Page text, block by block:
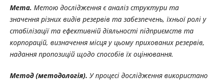
Мета. Метою дослідження є аналіз структури та
значення різних видів резервів та забезпечень, їхньої ролі у
стабілізації та ефективній діяльності підприємств та
корпорацій, визначення місця у цьому прихованих резервів,
надання пропозицій щодо способів їх оцінювання.
Метод (методологія). У процесі дослідження використано